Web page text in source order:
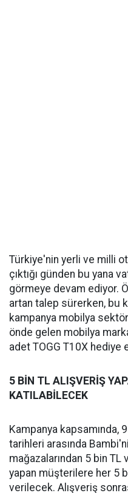
Türkiye'nin yerli ve milli
çıktığı günden bu yana
görmeye devam ediyor.
artan talep sürerken, bu
kampanya mobilya
önde gelen mobilya
adet TOGG T10X hediye
5 BİN TL ALIŞVERİŞ
KATILABİLECEK
Kampanya kapsamında,
tarihleri arasında
mağazalarından 5 bin TL
yapan müşterilere her 5
verilecek. Alışveriş